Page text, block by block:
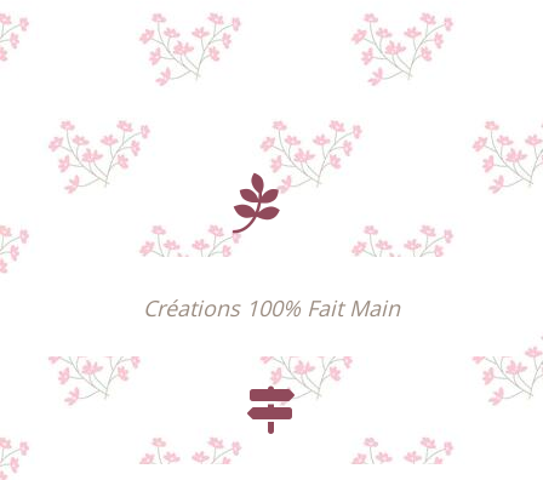

Créations 100% Fait Main
